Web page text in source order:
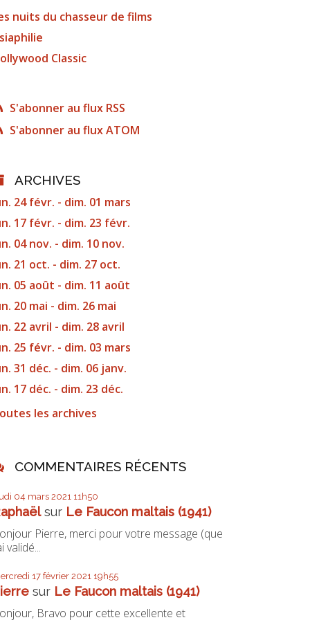
nuits du chasseur de films
Classic
S'abonner au flux RSS
S'abonner au flux ATOM
ARCHIVES
24 févr. - dim. 01 mars
17 févr. - dim. 23 févr.
04 nov. - dim. 10 nov.
21 oct. - dim. 27 oct.
05 août - dim. 11 août
20 mai - dim. 26 mai
22 avril - dim. 28 avril
25 févr. - dim. 03 mars
31 déc. - dim. 06 janv.
17 déc. - dim. 23 déc.
les archives
COMMENTAIRES RÉCENTS
04 mars 2021 11h50
sur Le Faucon maltais (1941)
Pierre, merci pour votre message (que
validé...
17 février 2021 19h55
sur Le Faucon maltais (1941)
Bravo pour cette excellente et